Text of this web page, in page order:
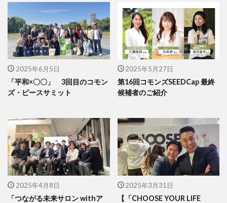
2025年6月5日
「平和×〇〇」 3回目のコモン
ズ・ピースサミット
2025年5月27日
第16回コモンズSEEDCap 最終
候補者のご紹介
2025年4月8日
「つながる未来サロン withア
2025年3月31日
【「CHOOSE YOUR LIFE